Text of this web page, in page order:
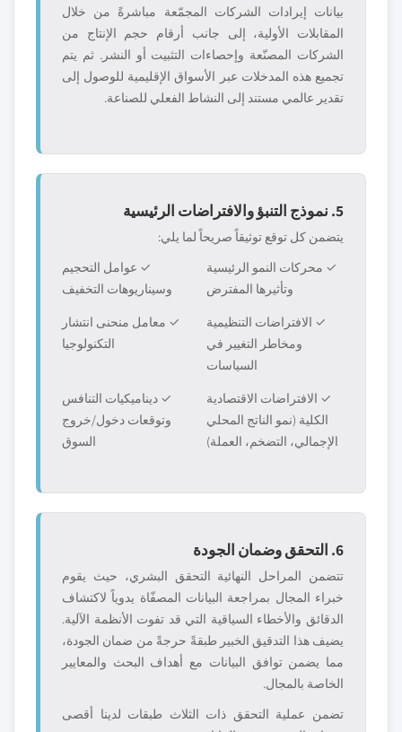
بيانات إيرادات الشركات المجمّعة مباشرةً من خلال
المقابلات الأولية، إلى جانب أرقام حجم الإنتاج من
الشركات المصنّعة وإحصاءات التثبيت أو النشر. ثم يتم
تجميع هذه المدخلات عبر الأسواق الإقليمية للوصول إلى
تقدير عالمي مستند إلى النشاط الفعلي للصناعة.
5. نموذج التنبؤ والافتراضات الرئيسية
يتضمن كل توقع توثيقاً صريحاً لما يلي:
✓ محركات النمو الرئيسية
وتأثيرها المفترض
✓ عوامل التحجيم
وسيناريوهات التخفيف
✓ الافتراضات التنظيمية
ومخاطر التغيير في
السياسات
✓ معامل منحنى انتشار
التكنولوجيا
✓ الافتراضات الاقتصادية
الكلية (نمو الناتج المحلي
الإجمالي، التضخم، العملة)
✓ ديناميكيات التنافس
وتوقعات دخول/خروج
السوق
6. التحقق وضمان الجودة
تتضمن المراحل النهائية التحقق البشري، حيث يقوم
خبراء المجال بمراجعة البيانات المصفّاة يدوياً لاكتشاف
الدقائق والأخطاء السياقية التي قد تفوت الأنظمة الآلية.
يضيف هذا التدقيق الخبير طبقةً حرجةً من ضمان الجودة،
مما يضمن توافق البيانات مع أهداف البحث والمعايير
الخاصة بالمجال.
تضمن عملية التحقق ذات الثلاث طبقات لدينا أقصى